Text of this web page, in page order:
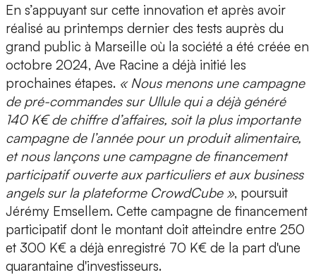
En s’appuyant sur cette innovation et après avoir
réalisé au printemps dernier des tests auprès du
grand public à Marseille où la société a été créée en
octobre 2024, Ave Racine a déjà initié les
prochaines étapes. « Nous menons une campagne
de pré-commandes sur Ullulequi a déjà généré
140 K€ de chiffre d’affaires, soit la plus importante
campagne de l’année pour un produit alimentaire,
et nous lançons une campagne de financement
participatifouverte aux particuliers et aux business
angels sur la plateforme CrowdCube», poursuit
Jérémy Emsellem. Cette campagne de financement
participatif dont le montant doit atteindre entre 250
et 300 K€ a déjà enregistré 70 K€ de la part d'une
quarantaine d'investisseurs.